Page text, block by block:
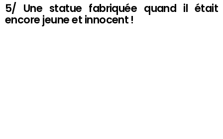
5/ Une statue fabriquée quand il était
encore jeune et innocent !